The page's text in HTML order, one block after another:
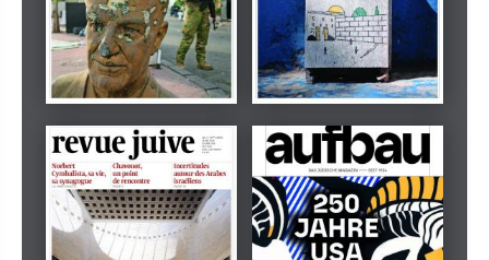
Dezember 2024
tachles
März 2026
Beilage